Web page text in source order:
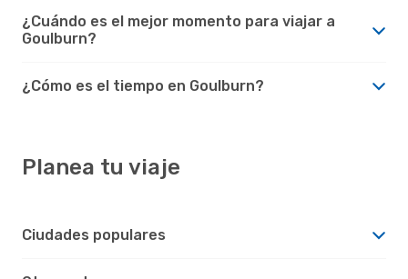
¿Cuándo es el mejor momento para viajar a
Goulburn?
¿Cómo es el tiempo en Goulburn?
Planea tu viaje
Ciudades populares